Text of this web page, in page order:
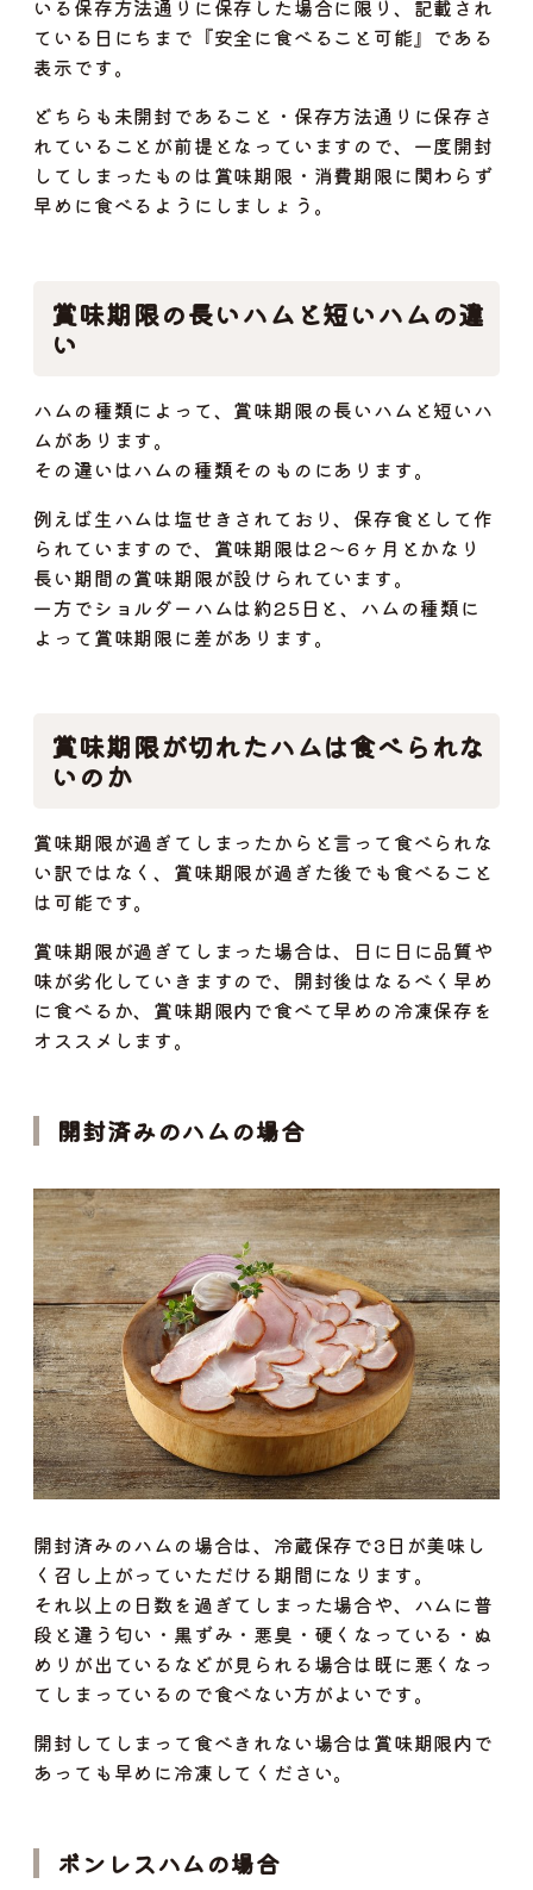
いる保存方法通りに保存した場合に限り、記載され
ている日にちまで『安全に食べること可能』である
表示です。
どちらも未開封であること・保存方法通りに保存さ
れていることが前提となっていますので、一度開封
してしまったものは賞味期限・消費期限に関わらず
早めに食べるようにしましょう。
賞味期限の長いハムと短いハムの違
い
ハムの種類によって、賞味期限の長いハムと短いハ
ムがあります。
その違いはハムの種類そのものにあります。
例えば生ハムは塩せきされており、保存食として作
られていますので、賞味期限は2～6ヶ月とかなり
長い期間の賞味期限が設けられています。
一方でショルダーハムは約25日と、ハムの種類に
よって賞味期限に差があります。
賞味期限が切れたハムは食べられな
いのか
賞味期限が過ぎてしまったからと言って食べられな
い訳ではなく、賞味期限が過ぎた後でも食べること
は可能です。
賞味期限が過ぎてしまった場合は、日に日に品質や
味が劣化していきますので、開封後はなるべく早め
に食べるか、賞味期限内で食べて早めの冷凍保存を
オススメします。
開封済みのハムの場合
開封済みのハムの場合は、冷蔵保存で3日が美味し
く召し上がっていただける期間になります。
それ以上の日数を過ぎてしまった場合や、ハムに普
段と違う匂い・黒ずみ・悪臭・硬くなっている・ぬ
めりが出ているなどが見られる場合は既に悪くなっ
てしまっているので食べない方がよいです。
開封してしまって食べきれない場合は賞味期限内で
あっても早めに冷凍してください。
ボンレスハムの場合